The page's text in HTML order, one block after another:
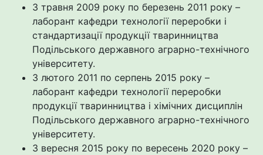
З травня 2009 року по березень 2011 року –
лаборант кафедри технології переробки і
стандартизації продукції тваринництва
Подільського державного аграрно-технічного
університету.
З лютого 2011 по серпень 2015 року –
лаборант кафедри технології переробки
продукції тваринництва і хімічних дисциплін
Подільського державного аграрно-технічного
університету.
З вересня 2015 року по вересень 2020 року –